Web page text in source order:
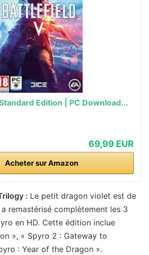
Edition | PC Download...
69,99 EUR
Acheter sur Amazon
: Le petit dragon violet est de
remastérisé complètement les 3
en HD. Cette édition inclue
», « Spyro 2 : Gateway to
: Year of the Dragon ».